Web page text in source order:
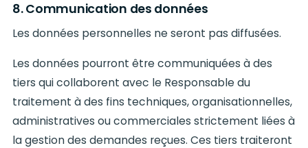
8. Communication des données
Les données personnelles ne seront pas diffusées.
Les données pourront être communiquées à des
tiers qui collaborent avec le Responsable du
traitement à des fins techniques, organisationnelles,
administratives ou commerciales strictement liées à
la gestion des demandes reçues. Ces tiers traiteront